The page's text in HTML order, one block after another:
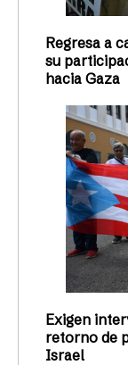
Regresa a
su
hacia Gaza
Exigen
retorno de
Israel